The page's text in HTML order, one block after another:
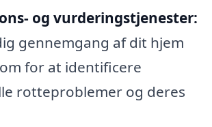
og vurderingstjenester:
gennemgang af dit hjem
for at identificere
rotteproblemer og deres